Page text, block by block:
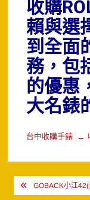
收購
賴與選
到全面
務，包
的優惠
大名錶
台中收購手錶
文 GOBACK小江